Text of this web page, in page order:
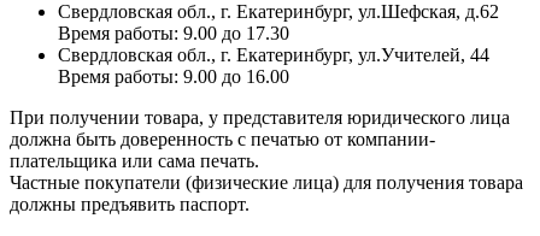
Свердловская обл., г. Екатеринбург, ул.Шефская, д.62
Время работы: 9.00 до 17.30
Свердловская обл., г. Екатеринбург, ул.Учителей, 44
Время работы: 9.00 до 16.00
При получении товара, у представителя юридического лица
должна быть доверенность с печатью от компании-
плательщика или сама печать.
Частные покупатели (физические лица) для получения товара
должны предъявить паспорт.